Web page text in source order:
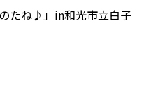
たね♪」in和光市立白子